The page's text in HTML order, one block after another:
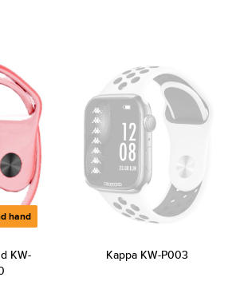
hand
KW-
Kappa KW-P003